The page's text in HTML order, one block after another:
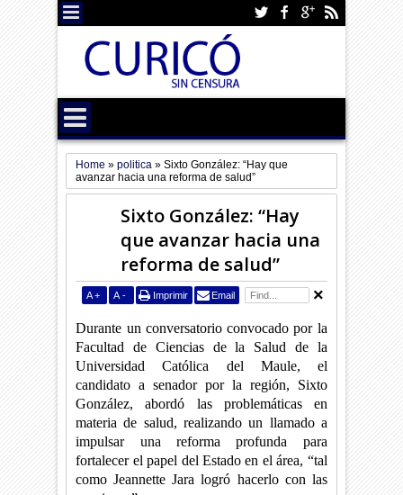
Home »politica »Sixto González: “Hay que
avanzar hacia una reforma de salud”
Sixto González: “Hay
que avanzar hacia una
reforma de salud”
A + A - Imprimir Email
Durante un conversatorio convocado por la
Facultad de Ciencias de la Salud de la
Universidad Católica del Maule, el
candidato a senador por la región, Sixto
González, abordó las problemáticas en
materia de salud, realizando un llamado a
impulsar una reforma profunda para
fortalecer el papel del Estado en el área, “tal
como Jeannette Jara logró hacerlo con las